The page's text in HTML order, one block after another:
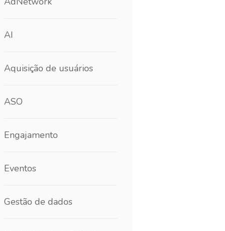
AI
Aquisição de usuários
ASO
Engajamento
Eventos
Gestão de dados